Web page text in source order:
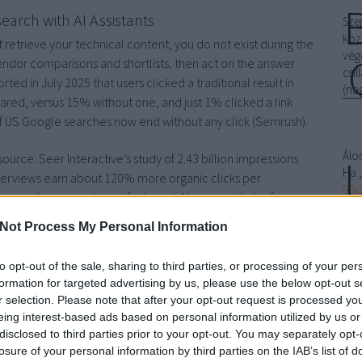
Process My Personal Information
opt-out of the sale, sharing to third parties, or processing of your
for targeted advertising by us, please use the below opt-out
selection. Please note that after your opt-out request is processed
interest-based ads based on personal information utilized by us
to third parties prior to your opt-out. You may separately
of your personal information by third parties on the IAB’s list of
with AI Assistants
retrieve your technical content, you do not exist during the
comparisons and shortlists, then act on the answer
in July 2025 that users clicked a traditional result in
versus 15% without one, and just 1% clicked a link
Google searches now end without any click (Semrush).
Seer Interactive’s study of 2.43 billion impressions
earn about 120% more organic clicks per
— the percentage of relevant AI answers that reference
Assets
each decision-maker role asks at each buying stage, from
serve our region.” Convert every question into an
answer immediately under its heading, then supports it.
Ranking analysis of 216,524 cited pages found that
Ha